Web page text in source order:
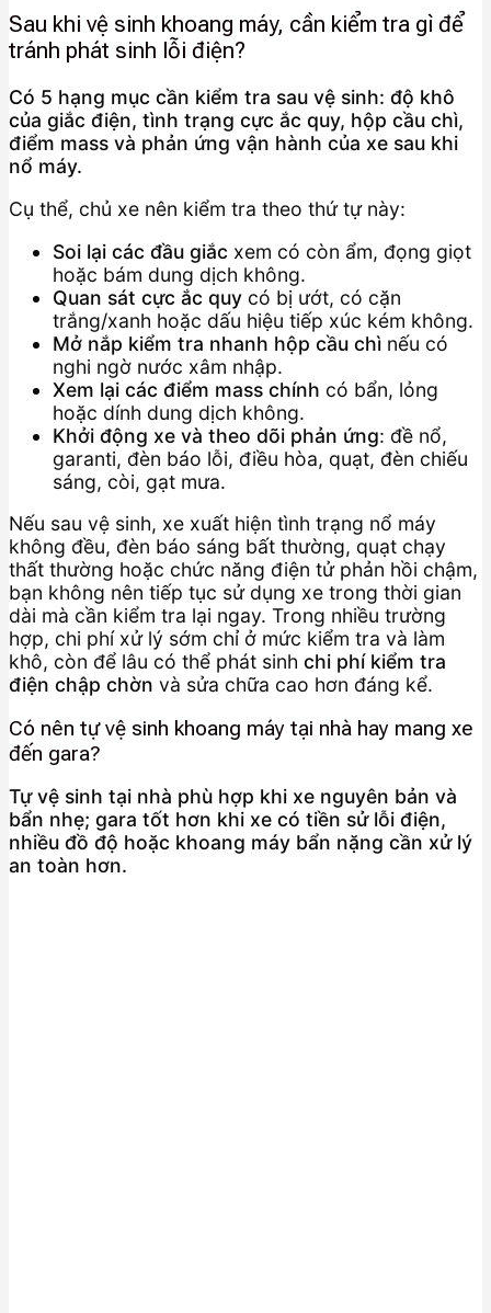
Sau khi vệ sinh khoang máy, cần kiểm tra gì để
tránh phát sinh lỗi điện?
Có 5 hạng mục cần kiểm tra sau vệ sinh: độ khô
của giắc điện, tình trạng cực ắc quy, hộp cầu chì,
điểm mass và phản ứng vận hành của xe sau khi
nổ máy.
Cụ thể, chủ xe nên kiểm tra theo thứ tự này:
Soi lại các đầu giắc xem có còn ẩm, đọng giọt
hoặc bám dung dịch không.
Quan sát cực ắc quy có bị ướt, có cặn
trắng/xanh hoặc dấu hiệu tiếp xúc kém không.
Mở nắp kiểm tra nhanh hộp cầu chì nếu có
nghi ngờ nước xâm nhập.
Xem lại các điểm mass chính có bẩn, lỏng
hoặc dính dung dịch không.
Khởi động xe và theo dõi phản ứng: đề nổ,
garanti, đèn báo lỗi, điều hòa, quạt, đèn chiếu
sáng, còi, gạt mưa.
Nếu sau vệ sinh, xe xuất hiện tình trạng nổ máy
không đều, đèn báo sáng bất thường, quạt chạy
thất thường hoặc chức năng điện tử phản hồi chậm,
bạn không nên tiếp tục sử dụng xe trong thời gian
dài mà cần kiểm tra lại ngay. Trong nhiều trường
hợp, chi phí xử lý sớm chỉ ở mức kiểm tra và làm
khô, còn để lâu có thể phát sinh chi phí kiểm tra
điện chập chờn và sửa chữa cao hơn đáng kể.
Có nên tự vệ sinh khoang máy tại nhà hay mang xe
đến gara?
Tự vệ sinh tại nhà phù hợp khi xe nguyên bản và
bẩn nhẹ; gara tốt hơn khi xe có tiền sử lỗi điện,
nhiều đồ độ hoặc khoang máy bẩn nặng cần xử lý
an toàn hơn.